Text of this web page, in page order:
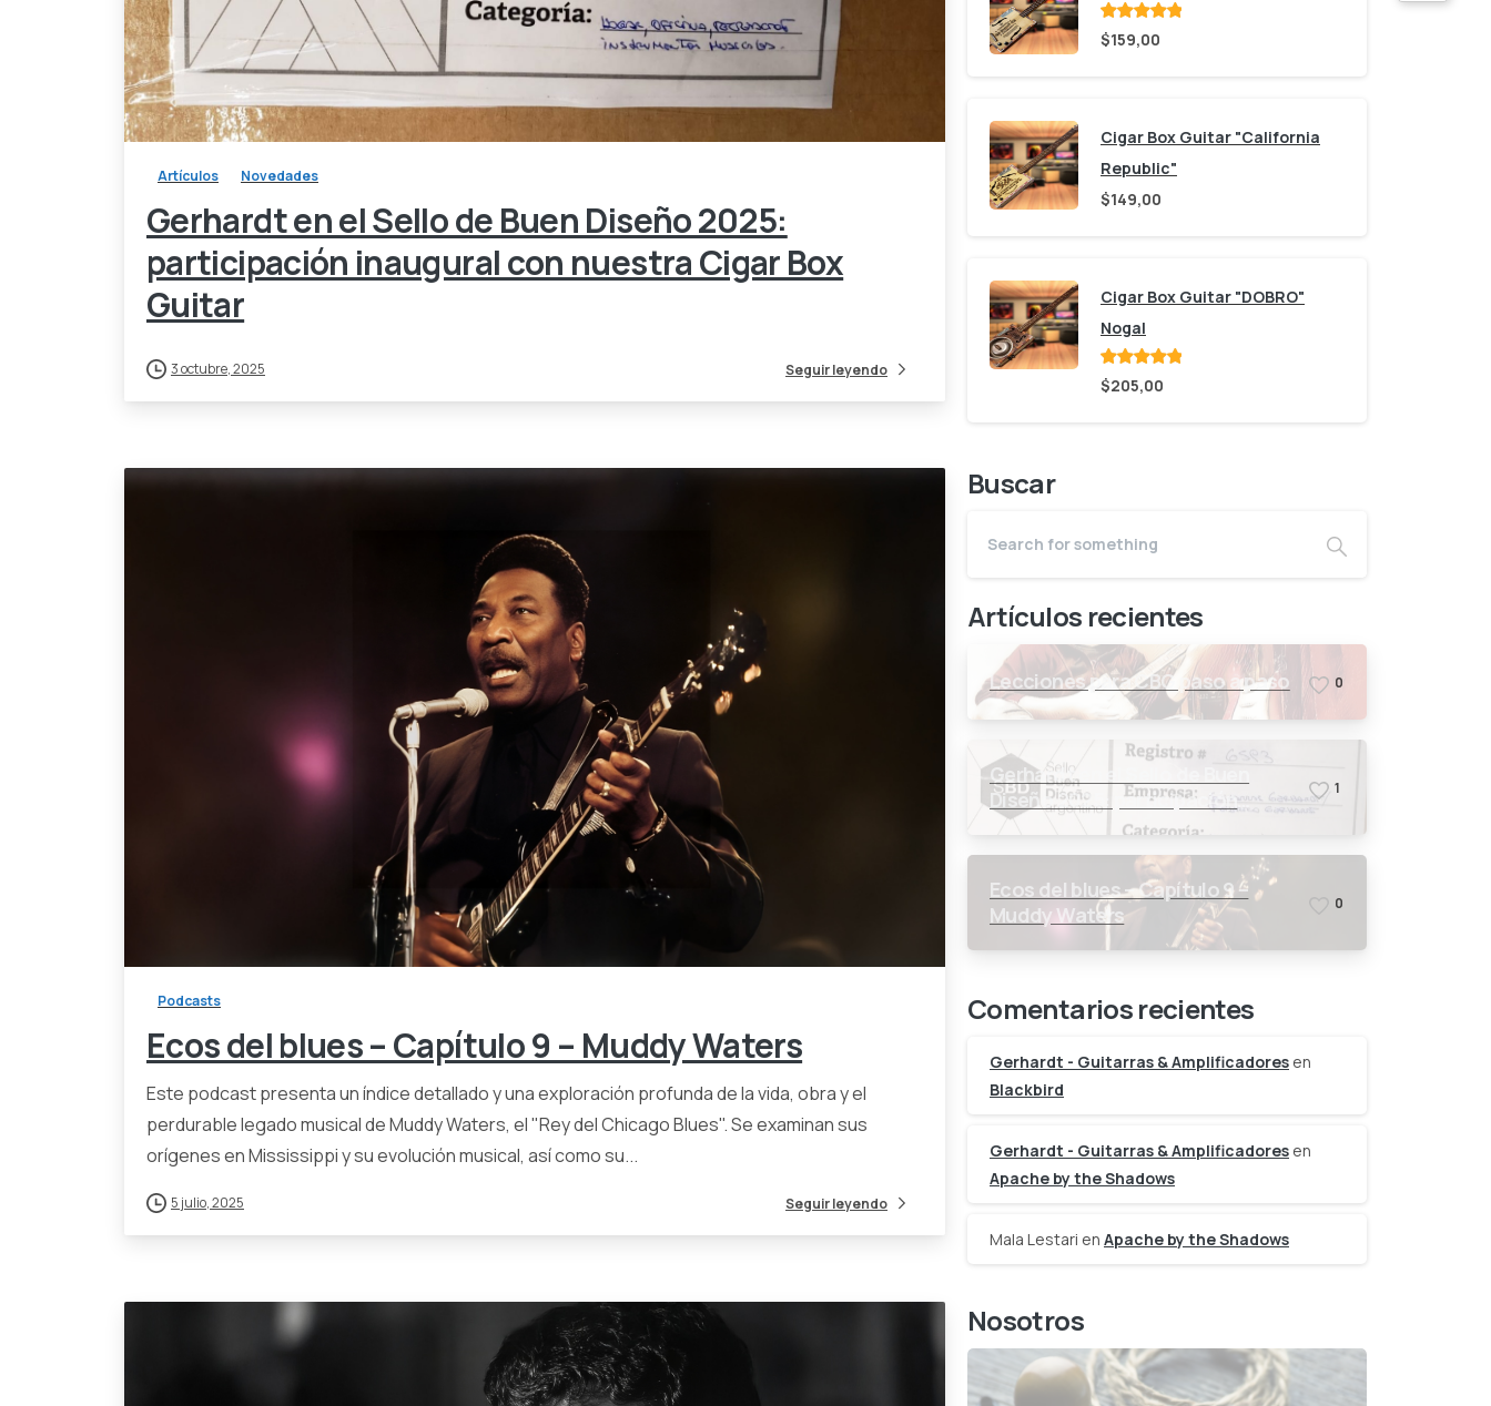
0
Artículos Novedades
Gerhardt en el Sello de Buen Diseño 2025:
participación inaugural con nuestra Cigar Box
Guitar
3 octubre, 2025 Seguir leyendo
Podcasts
Ecos del blues – Capítulo 9 – Muddy Waters
Este podcast presenta un índice detallado y una exploración profunda de la vida, obra y el
perdurable legado musical de Muddy Waters, el "Rey del Chicago Blues". Se examinan sus
orígenes en Mississippi y su evolución musical, así como su...
5 julio, 2025 Seguir leyendo
Valorado
conde 5
$159,00
Cigar Box Guitar "California
Republic"
$149,00
Cigar Box Guitar "DOBRO"
Nogal
Valorado
conde 5
$205,00
Buscar
Artículos recientes
Lecciones para CBG paso a paso 0
Gerhardt en el Sello de Buen
Diseño 2025: participación
inaugural con nuestra Cigar Box
Guitar
1
Ecos del blues – Capítulo 9 –
Muddy Waters
0
Comentarios recientes
Gerhardt - Guitarras & Amplificadores en
Blackbird
Gerhardt - Guitarras & Amplificadores en
Apache by the Shadows
Mala Lestari en Apache by the Shadows
Nosotros